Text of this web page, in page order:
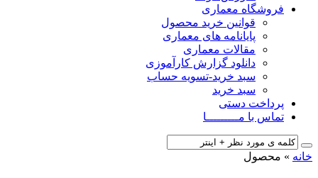
فروشگاه معماری
قوانین خرید محصول
پایانامه های معماری
مقالات معماری
دانلود گزارش کارآموزی
سبد خرید-تسویه حساب
سبد خرید
پرداخت دستی
تماس با مـــــــــا
خانه » محصول